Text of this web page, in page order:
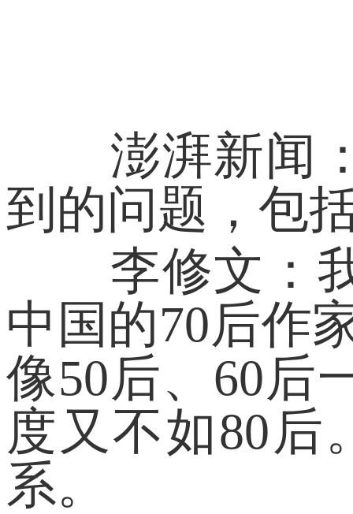
澎湃新闻：
到的问题，包
李修文：我
中国的70后作
像50后、60后
度又不如80
系。